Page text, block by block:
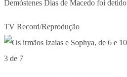
Demóstenes Dias de Macedo foi
TV Record/Reprodução
3 de 7